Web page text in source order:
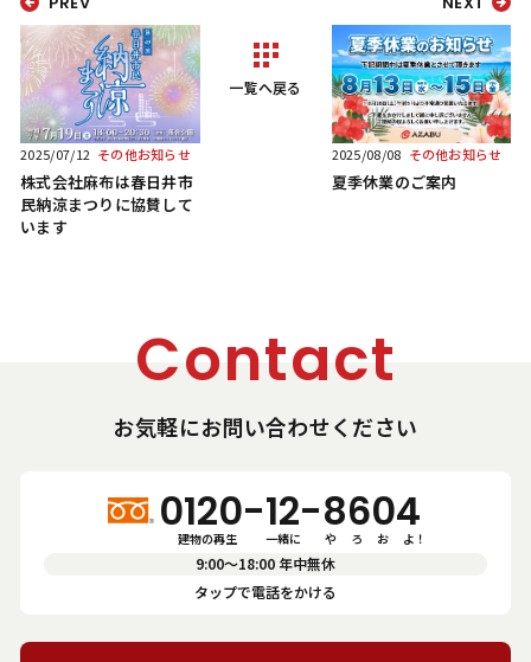
2025/07/12 その他お知らせ
株式会社麻布は春日井市
民納涼まつりに協賛して
います
一覧へ戻る
2025/08/08 その他お知らせ
夏季休業のご案内
Contact
お気軽にお問い合わせください
0120-12-8604
建物の再生　       一緒に          や      ろ      お      よ！
9:00〜18:00 年中無休
タップで電話をかける